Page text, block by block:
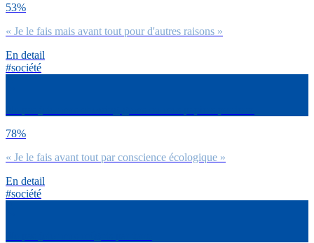
53%
« Je le fais mais avant tout pour d'autres raisons »
En detail
#société
78%
« Je le fais avant tout par conscience écologique »
En detail
#société